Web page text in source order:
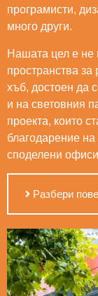
програмисти,
много други.
Нашата цел е не
пространства за
хъб, достоен да
и на световния
проекта, които
благодарение
споделени
Разбери